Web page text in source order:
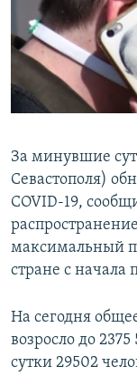
ПРОПАВШИЕ БЕЗ
ПОБЕДИТЕЛЕЙ НЕ
ELIFBE
ПРИСОЕДИНЯЙТЕСЬ!
Все сайты
За минувшие
Севастополя)
COVID-19,
максимальный
стране с
На сегодня
возросло до
сутки 29502